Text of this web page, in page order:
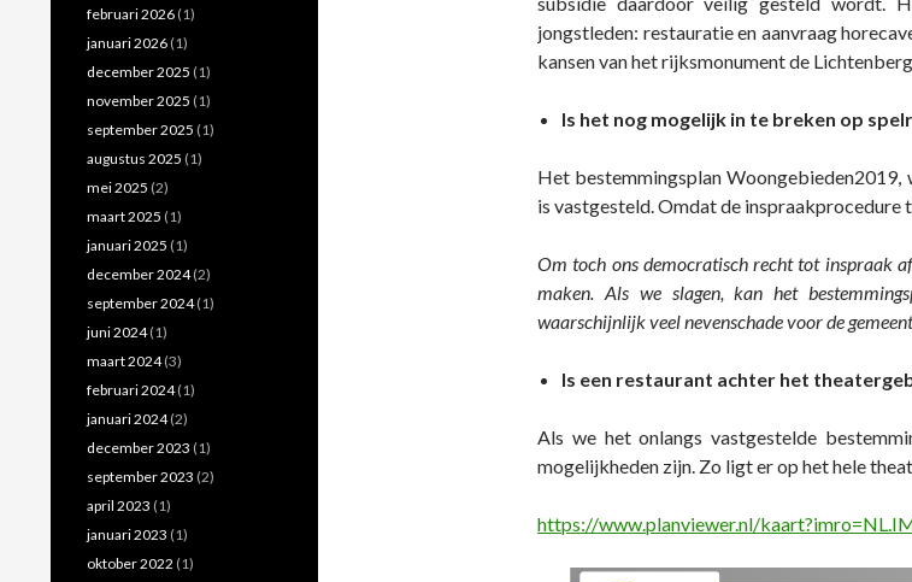
jongstleden: restauratie en aanvraag
kansen van het rijksmonument de
Is het nog mogelijk in te breken op
Het bestemmingsplan Woongebieden2019,
is vastgesteld. Omdat de inspraakprocedure
Om toch ons democratisch recht tot inspraak
maken. Als we slagen, kan het
waarschijnlijk veel nevenschade voor de
Is een restaurant achter het
Als we het onlangs vastgestelde
mogelijkheden zijn. Zo ligt er op het hele
https://www.planviewer.nl/
februari 2026 (1)
januari 2026 (1)
december 2025 (1)
november 2025 (1)
september 2025 (1)
augustus 2025 (1)
mei 2025 (2)
maart 2025 (1)
januari 2025 (1)
december 2024(2)
september 2024(1)
juni 2024(1)
maart 2024(3)
februari 2024(1)
januari 2024(2)
december 2023 (1)
september 2023 (2)
april 2023 (1)
januari 2023 (1)
oktober 2022 (1)